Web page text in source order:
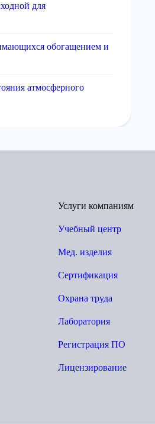
для
обогащением и
атмосферного
Услуги компаниям
Учебный центр
Мед. изделия
Сертификация
Охрана труда
Лаборатория
Регистрация ПО
Лицензирование